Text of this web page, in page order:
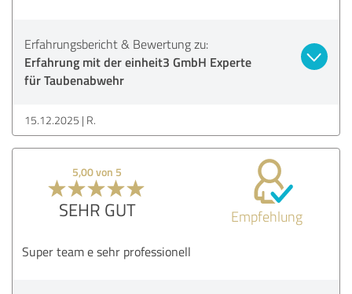
Erfahrungsbericht & Bewertung zu:
Erfahrung mit der einheit3 GmbH Experte
für Taubenabwehr
15.12.2025 R.
5,00 von 5
SEHR GUT Empfehlung
Super team e sehr professionell